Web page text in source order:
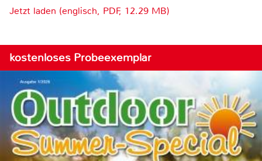
Jetzt laden (englisch, PDF, 12.29 MB)
kostenloses Probeexemplar